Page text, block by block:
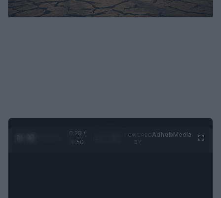
0:29 /
1:50
AdhubMedia